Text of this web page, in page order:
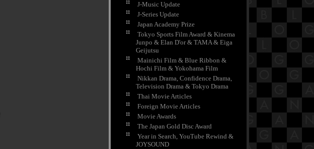
J-Music Update
J-Series Update
Japan Academy Prize
Tokyo Sports Film Award & Kinema
Junpo & Elan D'or & TAMA & Eiga
Geijutsu
Mainichi Film & Blue Ribbon &
Hochi Film & Yokohama Film
Nikkan Drama, Confidence Drama,
Television Drama & Tokyo Drama
Thai Movie Articles
Foreign Movie Articles
Movie Awards
The Japan Gold Disc Award
Year in Search, YouTube Rewind &
JOYSOUND